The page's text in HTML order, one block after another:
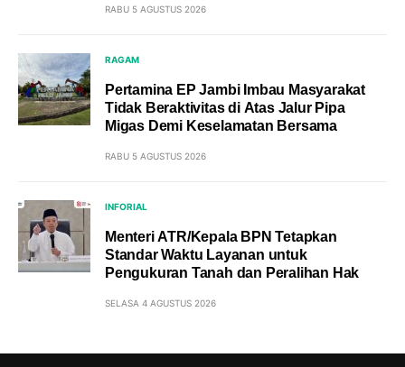
RABU 5 AGUSTUS 2026
RAGAM
Pertamina EP Jambi Imbau Masyarakat
Tidak Beraktivitas di Atas Jalur Pipa
Migas Demi Keselamatan Bersama
RABU 5 AGUSTUS 2026
INFORIAL
Menteri ATR/Kepala BPN Tetapkan
Standar Waktu Layanan untuk
Pengukuran Tanah dan Peralihan Hak
SELASA 4 AGUSTUS 2026